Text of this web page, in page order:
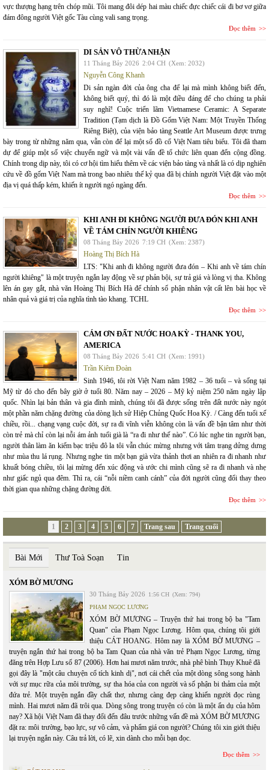
vực thượng hạng trên chóp mũi. Tôi mang đôi dép hai màu chiếc đực chiếc cái đi bơ vơ giữa
đám đông người Việt gốc Tàu cùng vali sang trọng.
Đọc thêm
DI SẢN VÔ THỪA NHẬN
11 Tháng Bảy 2026 2:04 CH (Xem: 2032)
Nguyễn Công Khanh
Di sản ngàn đời của ông cha để lại mà mình không biết đến,
không biết quý, thì đó là một điều đáng để cho chúng ta phải
suy nghĩ! Cuộc triển lãm Vietnamese Ceramic: A Separate
Tradition (Tạm dịch là Đồ Gốm Việt Nam: Một Truyền Thống
Riêng Biệt), của viện bảo tàng Seattle Art Museum được trưng
bày trong từ những năm qua, vẫn còn để lại một số đồ cổ Việt Nam tiêu biểu. Tôi đã tham
dự để giúp một số việc chuyển ngữ và một vài vấn đề tổ chức liên quan đến cộng đồng.
Chính trong dịp này, tôi có cơ hội tìm hiểu thêm về các viện bảo tàng và nhất là có dịp nghiên
cứu về đồ gốm Việt Nam mà trong bao nhiêu thế kỷ qua đã bị chính người Việt đặt vào một
địa vị quá thấp kém, khiến ít người ngó ngàng đến.
Đọc thêm
KHI ANH ĐI KHÔNG NGƯỜI ĐƯA ĐÓN KHI ANH
VỀ TÁM CHÍN NGƯỜI KHIÊNG
08 Tháng Bảy 2026 7:19 CH (Xem: 2387)
Hoàng Thị Bích Hà
LTS: "Khi anh đi không người đưa đón – Khi anh về tám chín
người khiêng" là một truyện ngắn lay động về sự phản bội, sự trả giá và lòng vị tha. Không
lên án gay gắt, nhà văn Hoàng Thị Bích Hà để chính số phận nhân vật cất lên bài học về
nhân quả và giá trị của nghĩa tình tào khang. TCHL
Đọc thêm
CÁM ƠN ĐẤT NƯỚC HOA KỲ - THANK YOU,
AMERICA
08 Tháng Bảy 2026 5:41 CH (Xem: 1991)
Trần Kiêm Đoàn
Sinh 1946, tôi rời Việt Nam năm 1982 – 36 tuổi – và sống tại
Mỹ từ đó cho đến bây giờ ở tuổi 80. Năm nay – 2026 – Mỹ kỷ niệm 250 năm ngày lập
quốc. Nhìn lại bản thân và gia đình mình, chúng tôi đã được sống trên đất nước này ngót
một phần năm chặng đường của dòng lịch sử Hiệp Chủng Quốc Hoa Kỳ. / Càng đến tuổi xế
chiều, rồi... chạng vạng cuộc đời, sự ra đi vĩnh viễn không còn là vấn đề bận tâm như thời
còn trẻ mà chỉ còn lại nỗi ám ảnh tuổi già là “ra đi như thế nào”. Có lúc nghe tin người bạn,
người thân làm ăn kiếm bạc triệu đô la tôi vẫn chúc mừng nhưng với tâm trạng dửng dưng
như mùa thu lá rụng. Nhưng nghe tin một bạn già vừa thảnh thơi an nhiên ra đi nhanh như
khuất bóng chiều, tôi lại mừng đến xúc động và ước chi mình cũng sẽ ra đi nhanh và nhẹ
như giấc ngủ qua đêm. Thì ra, cái “nỗi niềm canh cánh” của đời người cũng đổi thay theo
thời gian qua những chặng đường đời.
Đọc thêm
1 2 3 4 5 6 7 Trang sau Trang cuối
Bài Mới Thư Toà Soạn Tin
XÓM BỜ MƯƠNG
30 Tháng Bảy 2026 1:56 CH (Xem: 794)
PHẠM NGỌC LƯƠNG
XÓM BỜ MƯƠNG – Truyện thứ hai trong bộ ba "Tam
Quan" của Phạm Ngọc Lương. Hôm qua, chúng tôi giới
thiệu CÁT HOANG. Hôm nay là XÓM BỜ MƯƠNG –
truyện ngắn thứ hai trong bộ ba Tam Quan của nhà văn trẻ Phạm Ngọc Lương, từng
đăng trên Hợp Lưu số 87 (2006). Hơn hai mươi năm trước, nhà phê bình Thụy Khuê đã
gọi đây là "một câu chuyện cổ tích kinh dị", nơi cái chết của một dòng sông song hành
với sự mục rữa của môi trường, sự tha hóa của con người và số phận bi thảm của một
đứa trẻ. Một truyện ngắn đầy chất thơ, nhưng càng đẹp càng khiến người đọc rùng
mình. Hai mươi năm đã trôi qua. Dòng sông trong truyện có còn là một ẩn dụ của hôm
nay? Xã hội Việt Nam đã thay đổi đến đâu trước những vấn đề mà XÓM BỜ MƯƠNG
đặt ra: môi trường, bạo lực, sự vô cảm, và phẩm giá con người? Chúng tôi xin giới thiệu
lại truyện ngắn này. Câu trả lời, có lẽ, xin dành cho mỗi bạn đọc.
Đọc thêm